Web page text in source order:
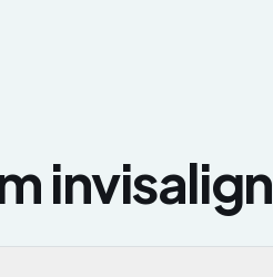
invisalign